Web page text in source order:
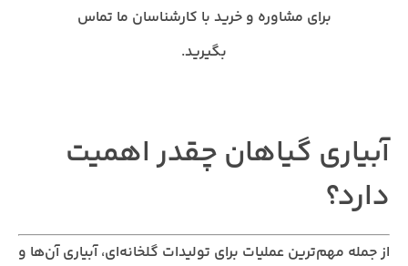
برای مشاوره و خرید با کارشناسان ما تماس
بگیرید.
آبیاری گیاهان چقدر اهمیت
دارد؟
از جمله مهم‌ترین عملیات برای تولیدات گلخانه‌ای، آبیاری آن‌ها و